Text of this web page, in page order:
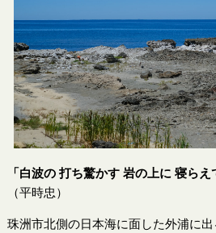
「白波の 打ち驚かす 岩の上に 寝らえ
（平時忠）
珠洲市北側の日本海に面した外浦に